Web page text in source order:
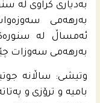
به‌دیارى كراوى له‌
به‌رهه‌مى
به‌رهه‌مى سه‌وزات
وتیشی: ساڵانه‌
بامیه‌ و ترۆزى و